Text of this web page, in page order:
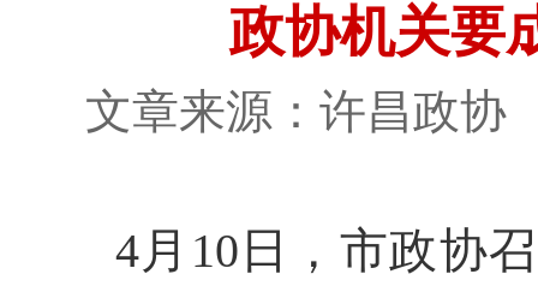
政协机关要
文章来源：许昌政
4月10日，市政协